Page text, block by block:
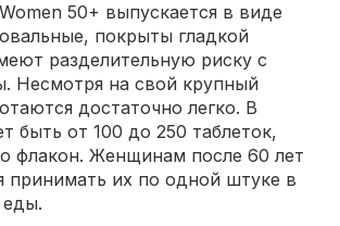
50+ выпускается в виде
покрыты гладкой
разделительную риску с
Несмотря на свой крупный
достаточно легко. В
быть от 100 до 250 таблеток,
флакон. Женщинам после 60 лет
принимать их по одной штуке в